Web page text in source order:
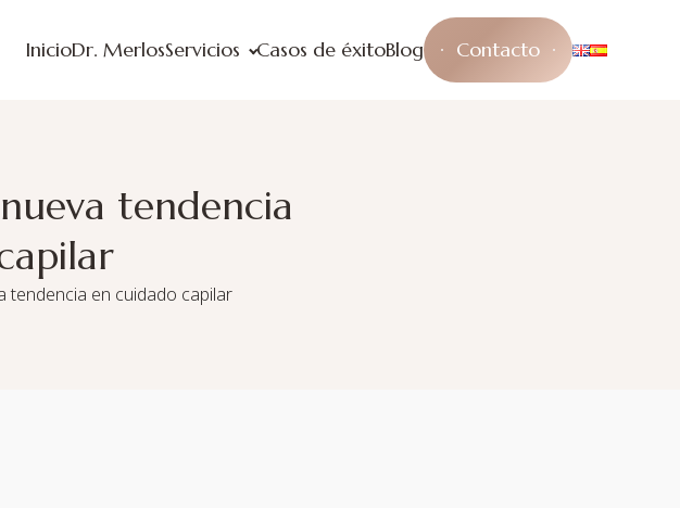
InicioDr. MerlosServicios Casos de éxitoBlog Contacto
tendencia
tendencia en cuidado capilar